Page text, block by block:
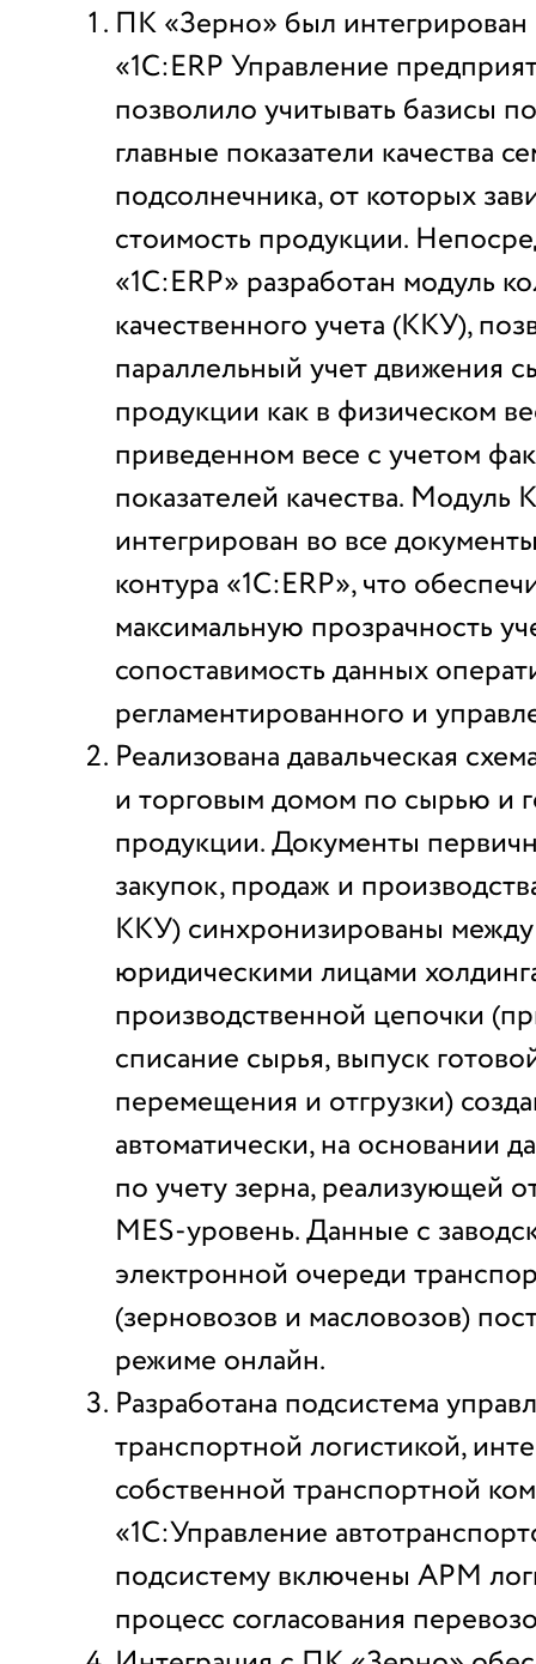
ПК «Зерно» был интегрирован
«1С:ERP Управление
позволило учитывать базисы
главные показатели качества
подсолнечника, от которых
стоимость продукции.
«1С:ERP» разработан модуль
качественного учета (ККУ),
параллельный учет движения
продукции как в физическом
приведенном весе с учетом
показателей качества. Модуль
интегрирован во все
контура «1С:ERP», что
максимальную прозрачность
сопоставимость данных
регламентированного и
Реализована давальческая
и торговым домом по сырью и
продукции. Документы
закупок, продаж и
ККУ) синхронизированы
юридическими лицами
производственной цепочки
списание сырья, выпуск
перемещения и отгрузки)
автоматически, на основании
по учету зерна, реализующей
MES-уровень. Данные с
электронной очереди
(зерновозов и масловозов)
режиме онлайн.
Разработана подсистема
транспортной логистикой,
собственной транспортной
«1С:Управление
подсистему включены АРМ
процесс согласования